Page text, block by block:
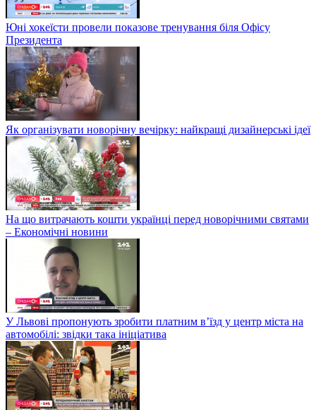
Юні хокеїсти провели показове тренування біля Офісу
Президента
Як організувати новорічну вечірку: найкращі дизайнерські ідеї
На що витрачають кошти українці перед новорічними святами
– Економічні новини
У Львові пропонують зробити платним в’їзд у центр міста на
автомобілі: звідки така ініціатива